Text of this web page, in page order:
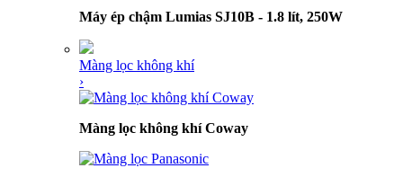
Máy ép chậm Lumias SJ10B - 1.8 lít, 250W
Màng lọc không khí
›
Màng lọc không khí Coway